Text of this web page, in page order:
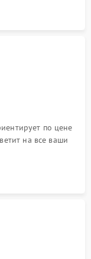
по цене
на все ваши